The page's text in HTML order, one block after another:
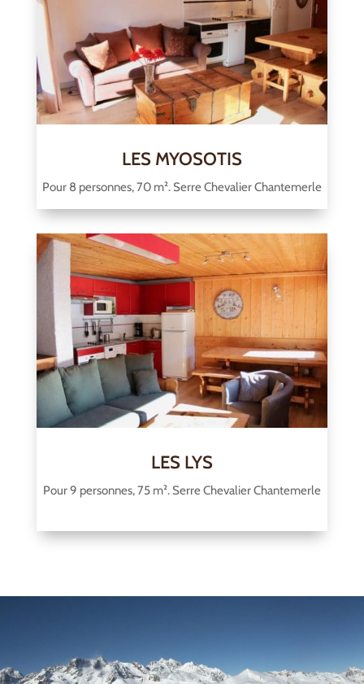
LES MYOSOTIS
Pour 8 personnes, 70 m². Serre Chevalier Chantemerle
LES LYS
Pour 9 personnes, 75 m². Serre Chevalier Chantemerle